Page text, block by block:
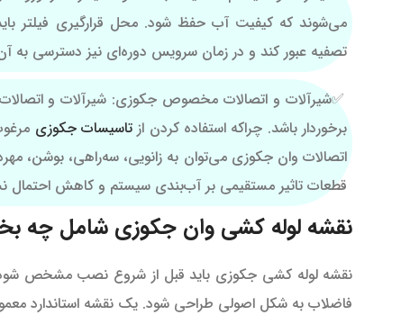
می‌شوند که کیفیت آب حفظ شود. محل قرارگیری فیلتر
تصفیه عبور کند و در زمان سرویس دوره‌ای نیز دسترسی به
شیرآلات و اتصالات مخصوص جکوزی: شیرآلات و
برخوردار باشد. چراکه استفاده کردن ازتاسیسات جکوزی
اتصالات وان جکوزی می‌توان به زانویی، سه‌راهی، بوشن،
قطعات تاثیر مستقیمی بر آب‌بندی سیستم و کاهش احتمال
نقشه لوله کشی وان جکوزی شامل چه
نقشه لوله کشی جکوزی باید قبل از شروع نصب مشخص
فاضلاب به شکل اصولی طراحی شود. یک نقشه استاندارد